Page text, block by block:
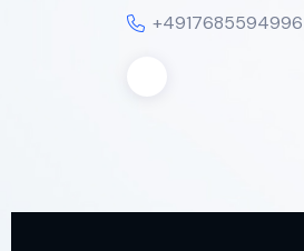
+4917685594996